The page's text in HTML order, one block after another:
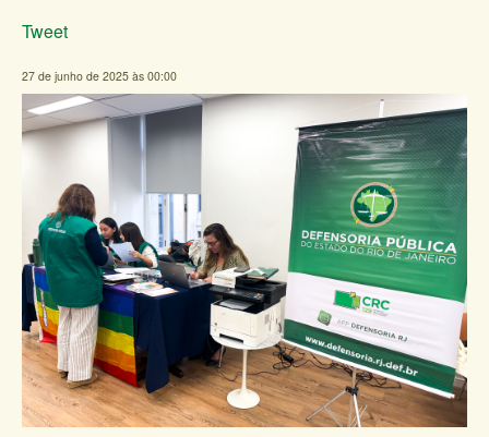
Tweet
27 de junho de 2025 às 00:00